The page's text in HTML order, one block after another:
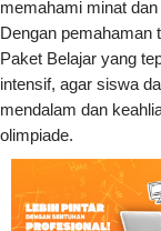
memahami minat
Dengan pemahaman
Paket Belajar yang
intensif, agar siswa
mendalam dan
olimpiade.